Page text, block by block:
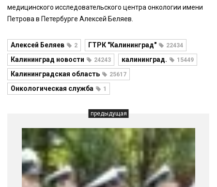
медицинского исследовательского центра онкологии имени
Петрова в Петербурге Алексей Беляев.
Алексей Беляев 2 ГТРК "Калининград" 22434
Калининград новости 24243 калининград. 15449
Калининградская область 25617
Онкологическая служба 1
предыдущая